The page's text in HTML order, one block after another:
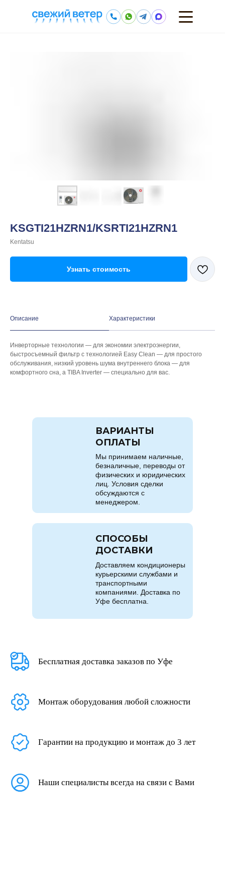
KSGTI21HZRN1/KSRTI21HZRN1
Kentatsu
Узнать стоимость
Описание Характеристики
Инверторные технологии — для экономии электроэнергии,
быстросъемный фильтр с технологией Easy Clean — для простого
обслуживания, низкий уровень шума внутреннего блока — для
комфортного сна, а TIBA Inverter — специально для вас.
Мы принимаем наличные,
безналичные, переводы от
физических и юридических
лиц. Условия сделки
обсуждаются с
менеджером.
ВАРИАНТЫ
ОПЛАТЫ
Доставляем кондиционеры
курьерскими службами и
транспортными
компаниями. Доставка по
Уфе бесплатна.
СПОСОБЫ
ДОСТАВКИ
Бесплатная доставка заказов по Уфе
Монтаж оборудования любой сложности
Гарантии на продукцию и монтаж до 3 лет
Наши специалисты всегда на связи с Вами